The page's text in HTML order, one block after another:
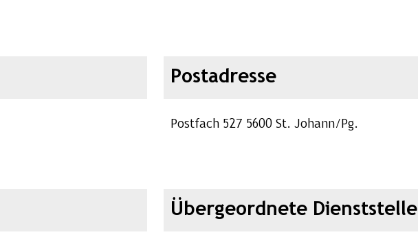
Postadresse
Postfach 527 5600 St. Johann/Pg.
Übergeordnete Dienststelle